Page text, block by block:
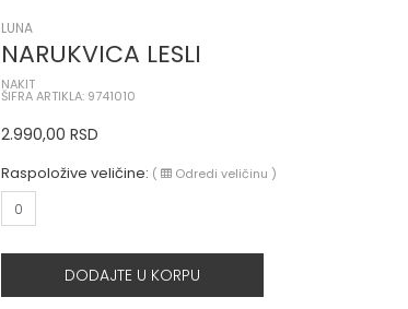
LUNA
NARUKVICA LESLI
NAKIT
ŠIFRA ARTIKLA: 9741010
2.990,00 RSD
Raspoložive veličine: ( Odredi veličinu )
0
DODAJTE U KORPU